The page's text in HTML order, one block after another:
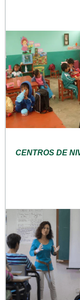
CENTROS DE